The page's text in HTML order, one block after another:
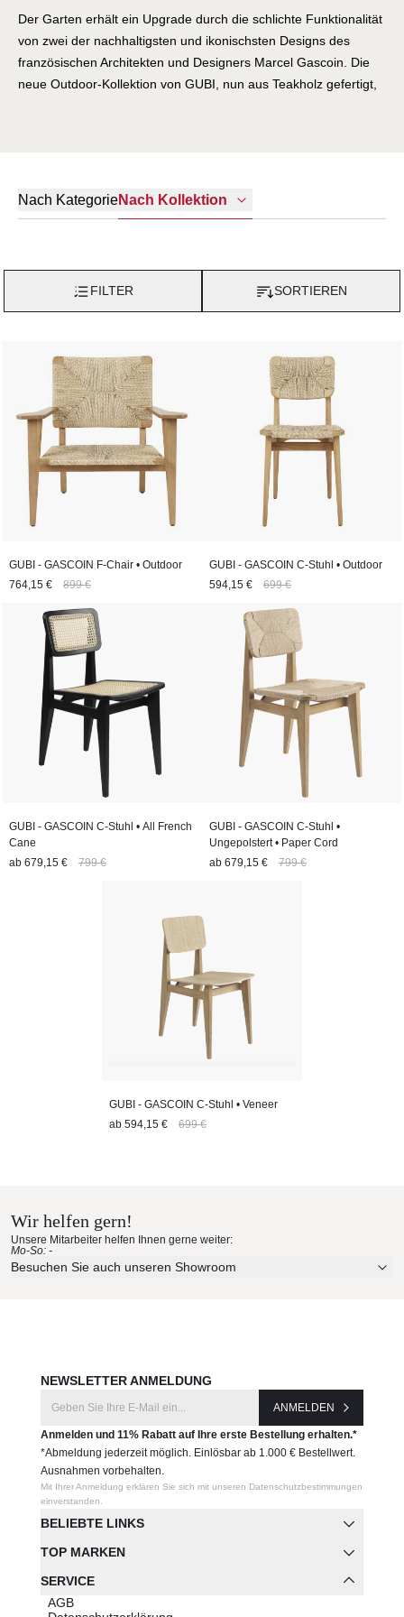
Der Garten erhält ein Upgrade durch die schlichte Funktionalität
von zwei der nachhaltigsten und ikonischsten Designs des
französischen Architekten und Designers Marcel Gascoin. Die
neue Outdoor-Kollektion von GUBI, nun aus Teakholz gefertigt,
C-Stuhls - ein Esszimmerstuhl, der ursprünglich 1947 für den
Rurale", die Möbel präsentieren sollte, die den speziellen
heute Seltenheiten.
Nach KategorieNach Kollektion
FILTER SORTIEREN
GUBI - GASCOIN F-Chair • Outdoor
764,15 €
899 €
GUBI - GASCOIN C-Stuhl • Outdoor
594,15 €
699 €
GUBI - GASCOIN C-Stuhl • All French
Cane
ab 679,15 € 799 €
GUBI - GASCOIN C-Stuhl •
Ungepolstert • Paper Cord
ab 679,15 € 799 €
GUBI - GASCOIN C-Stuhl • Veneer
ab 594,15 € 699 €
Wir helfen gern!
Unsere Mitarbeiter helfen Ihnen gerne weiter:
Mo-So: -
Besuchen Sie auch unseren Showroom
BELIEBTE LINKS
TOP MARKEN
SERVICE
AGB
NEWSLETTER ANMELDUNG
ANMELDEN
Anmelden und 11% Rabatt auf Ihre erste Bestellung erhalten.*
*Abmeldung jederzeit möglich. Einlösbar ab 1.000 € Bestellwert.
Ausnahmen vorbehalten.
Mit Ihrer Anmeldung erklären Sie sich mit unseren Datenschutzbestimmungen
einverstanden.